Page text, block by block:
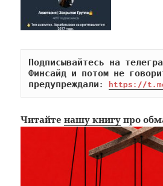
Подписывайтесь на
Финсайд и потом не
предупреждали: https://
Читайтенашу книгу про